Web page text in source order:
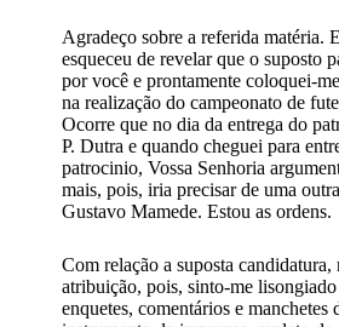
Agradeço sobre a referida matéria.
esqueceu de revelar que o suposto
por você e prontamente coloquei-
na realização do campeonato de
Ocorre que no dia da entrega do
P. Dutra e quando cheguei para
patrocinio, Vossa Senhoria
mais, pois, iria precisar de uma
Gustavo Mamede. Estou as ordens.
Com relação a suposta candidatura,
atribuição, pois, sinto-me
enquetes, comentários e manchetes